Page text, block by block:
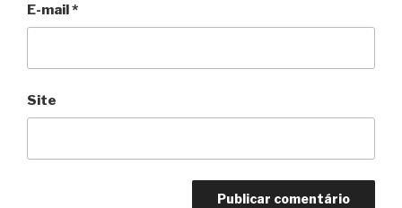
E-mail*
Site